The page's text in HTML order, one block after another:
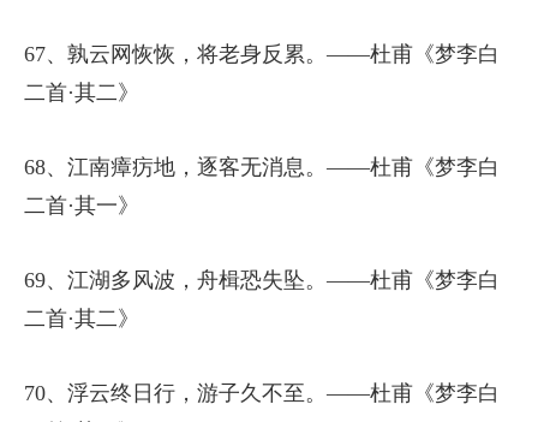
67、孰云网恢恢，将老身反累。——杜甫《梦李白
二首·其二》
68、江南瘴疠地，逐客无消息。——杜甫《梦李白
二首·其一》
69、江湖多风波，舟楫恐失坠。——杜甫《梦李白
二首·其二》
70、浮云终日行，游子久不至。——杜甫《梦李白